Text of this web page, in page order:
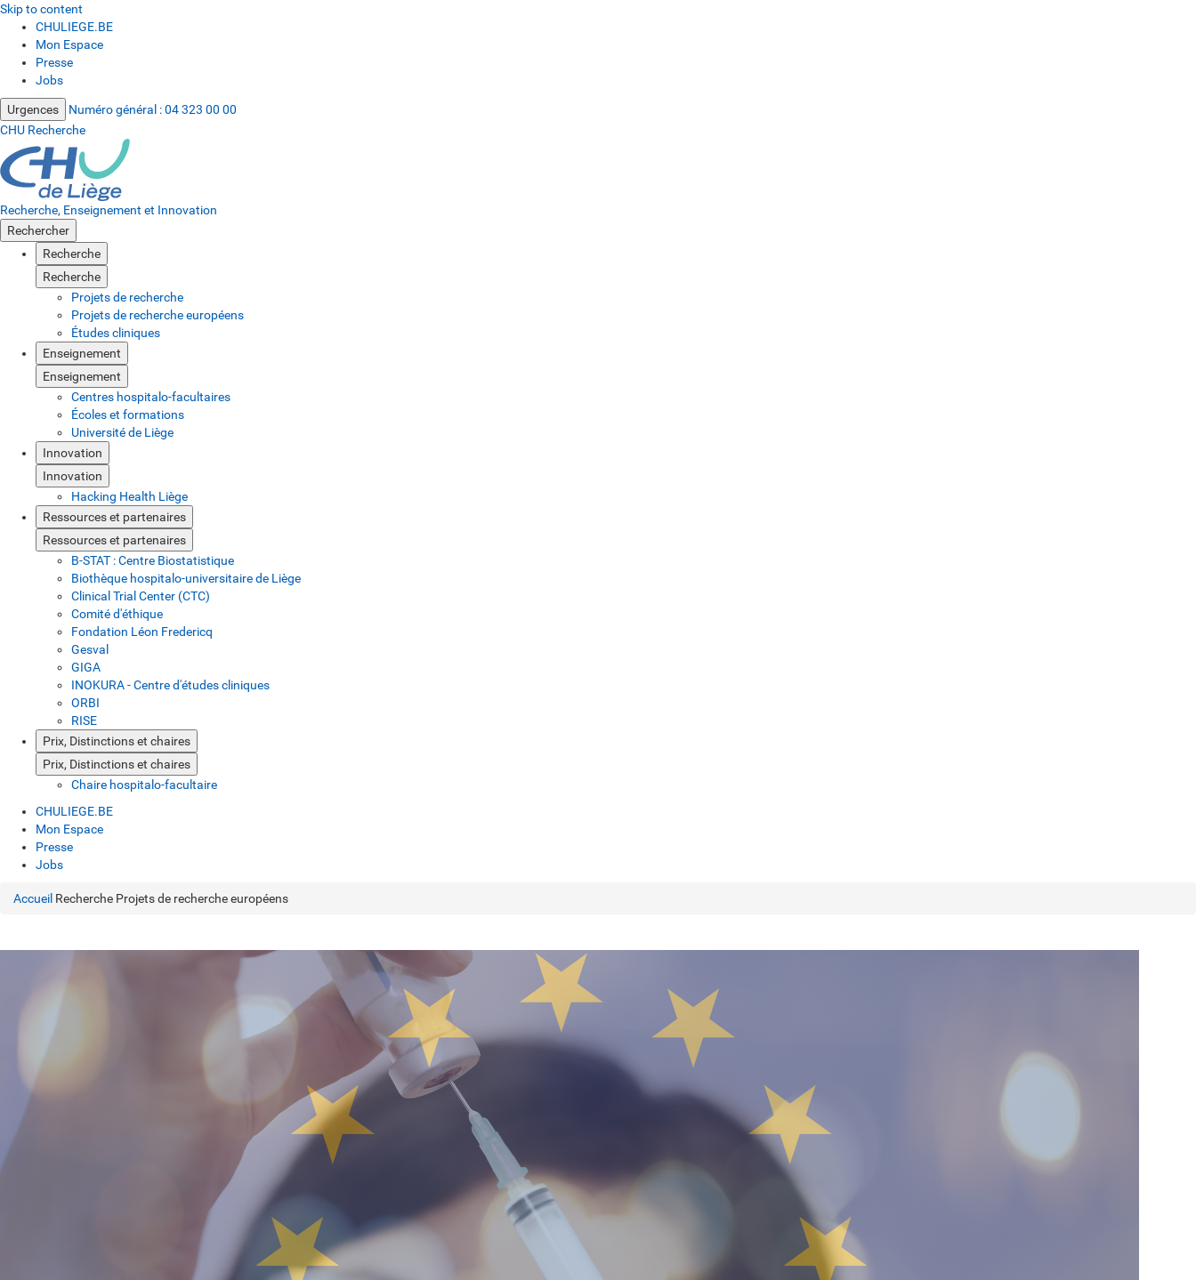
Skip to content
CHULIEGE.BE
Mon Espace
Presse
Jobs
Urgences Numéro général :04 323 00 00
CHU Recherche
Recherche, Enseignement et Innovation
Rechercher
Recherche
Recherche
Projets de recherche
Projets de recherche européens
Études cliniques
Enseignement
Enseignement
Centres hospitalo-facultaires
Écoles et formations
Université de Liège
Innovation
Innovation
Hacking Health Liège
Ressources et partenaires
Ressources et partenaires
B-STAT : Centre Biostatistique
Biothèque hospitalo-universitaire de Liège
Clinical Trial Center (CTC)
Comité d'éthique
Fondation Léon Fredericq
Gesval
GIGA
INOKURA - Centre d'études cliniques
ORBI
RISE
Prix, Distinctions et chaires
Prix, Distinctions et chaires
Chaire hospitalo-facultaire
CHULIEGE.BE
Mon Espace
Presse
Jobs
Accueil Recherche Projets de recherche européens